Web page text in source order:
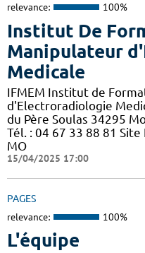
relevance: 100%
Institut De
Manipulateur
Medicale
IFMEM Institut de
d'Electroradiologie
du Père Soulas 34295
Tél. : 04 67 33 88 81
MO
15/04/2025 17:00
PAGES
relevance: 100%
L'équipe